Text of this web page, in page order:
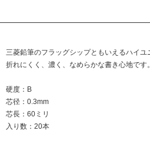
三菱鉛筆のフラッグシップともいえるハイユ
折れにくく、濃く、なめらかな書き心地です。
硬度：B
芯径：0.3mm
芯長：60ミリ
入り数：20本